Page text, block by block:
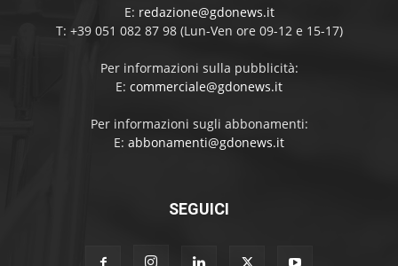
E: redazione@gdonews.it
T: +39 051 082 87 98 (Lun-Ven ore 09-12 e 15-17)
Per informazioni sulla pubblicità:
E: commerciale@gdonews.it
Per informazioni sugli abbonamenti:
E: abbonamenti@gdonews.it
SEGUICI